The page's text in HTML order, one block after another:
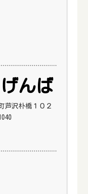
んば
芦沢朴橋１０２